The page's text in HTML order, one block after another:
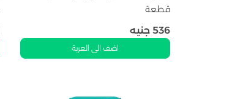
قطعة
536 جنيه
اضف الى العربة